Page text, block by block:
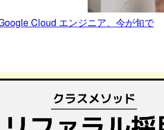
Cloud エンジニア、今が旬で